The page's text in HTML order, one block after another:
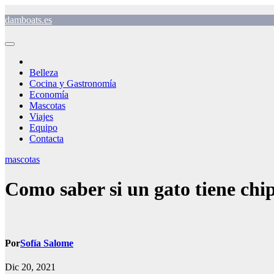
al
damboats.es
Belleza
Cocina y Gastronomía
Economía
Mascotas
Viajes
Equipo
Contacta
mascotas
Como saber si un gato tiene
PorSofía Salome
Dic 20, 2021